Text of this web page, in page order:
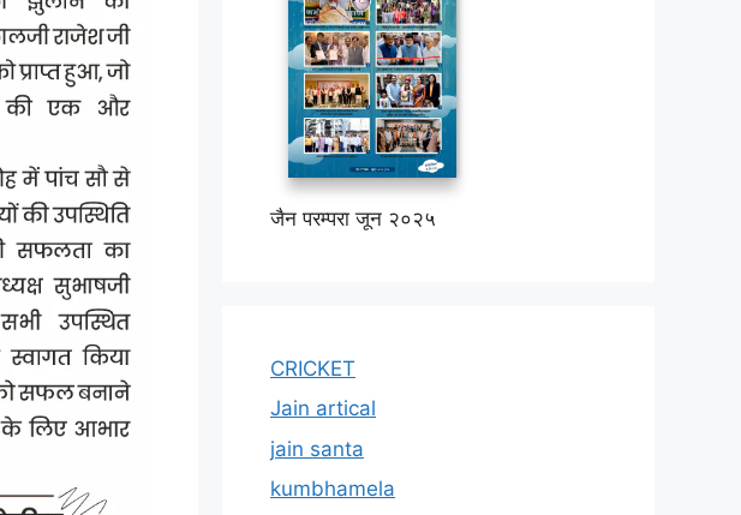
जैन परम्परा जून २०२५
CRICKET
Jain artical
jain santa
kumbhamela